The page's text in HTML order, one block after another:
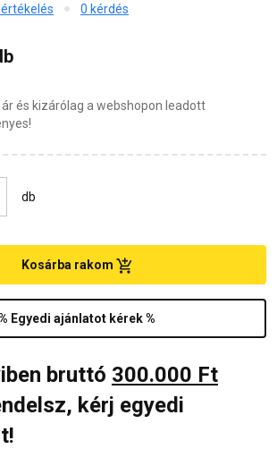
0 kérdés
és kizárólag a webshopon leadott
db
Egyedi ajánlatot kérek %
Kosárba rakom
bruttó 300.000 Ft
kérj egyedi